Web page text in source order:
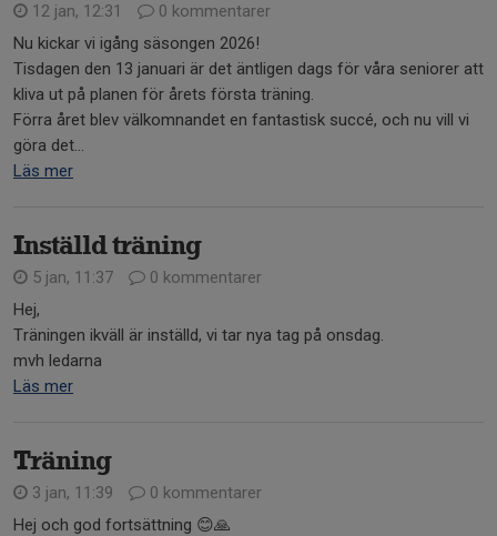
12 jan, 12:31
0 kommentarer
Nu kickar vi igång säsongen 2026!
Tisdagen den 13 januari är det äntligen dags för våra seniorer att
kliva ut på planen för årets första träning.
Förra året blev välkomnandet en fantastisk succé, och nu vill vi
göra det...
Läs mer
Inställd träning
5 jan, 11:37
0 kommentarer
Hej,
Träningen ikväll är inställd, vi tar nya tag på onsdag.
mvh ledarna
Läs mer
Träning
3 jan, 11:39
0 kommentarer
Hej och god fortsättning 😊🙏